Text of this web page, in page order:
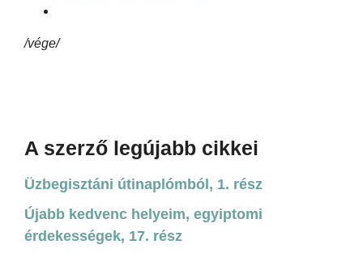
/vége/
A szerző legújabb cikkei
Üzbegisztáni útinaplómból, 1. rész
Újabb kedvenc helyeim, egyiptomi
érdekességek, 17. rész